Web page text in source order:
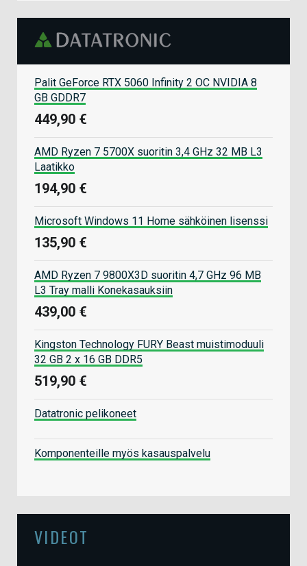
Palit GeForce RTX 5060 Infinity 2 OC NVIDIA 8
GB GDDR7
449,90 €
AMD Ryzen 7 5700X suoritin 3,4 GHz 32 MB L3
Laatikko
194,90 €
Microsoft Windows 11 Home sähköinen lisenssi
135,90 €
AMD Ryzen 7 9800X3D suoritin 4,7 GHz 96 MB
L3 Tray malli Konekasauksiin
439,00 €
Kingston Technology FURY Beast muistimoduuli
32 GB 2 x 16 GB DDR5
519,90 €
Datatronic pelikoneet
Komponenteille myös kasauspalvelu
VIDEOT